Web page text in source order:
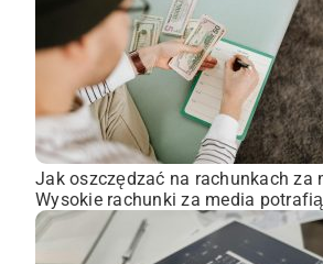
Jak oszczędzać na rachunkach za
Wysokie rachunki za media